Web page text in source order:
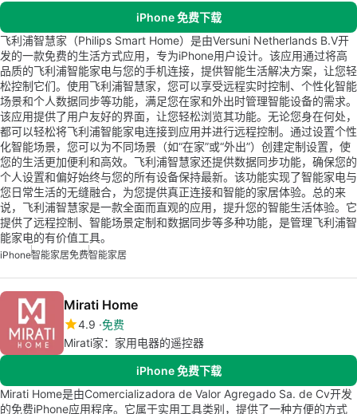
iPhone 免费下载
飞利浦智慧家（Philips Smart Home）是由Versuni Netherlands B.V开
发的一款免费的生活方式应用，专为iPhone用户设计。该应用通过将高
品质的飞利浦智能家电与您的手机连接，提供智能生活解决方案，让您轻
松控制它们。使用飞利浦智慧家，您可以享受远程实时控制、个性化智能
场景和个人数据同步等功能，满足您在家和外出时管理智能设备的需求。
该应用提供了用户友好的界面，让您轻松浏览其功能。无论您身在何处，
都可以轻松将飞利浦智能家电连接到应用并进行远程控制。通过设置个性
化智能场景，您可以为不同场景（如“在家”或“外出”）创建定制设置，使
您的生活更加便利和高效。飞利浦智慧家还提供数据同步功能，确保您的
个人设置和偏好始终与您的所有设备保持最新。该功能实现了智能家电与
您日常生活的无缝融合，为您提供真正连接和智能的家居体验。总的来
说，飞利浦智慧家是一款全面而直观的应用，提升您的智能生活体验。它
提供了远程控制、智能场景定制和数据同步等多种功能，是管理飞利浦智
能家电的有价值工具。
iPhone智能家居免费智能家居
Mirati Home
4.9 免费
Mirati家：家用电器的遥控器
iPhone 免费下载
Mirati Home是由Comercializadora de Valor Agregado Sa. de Cv开发
的免费iPhone应用程序。它属于实用工具类别，提供了一种方便的方式